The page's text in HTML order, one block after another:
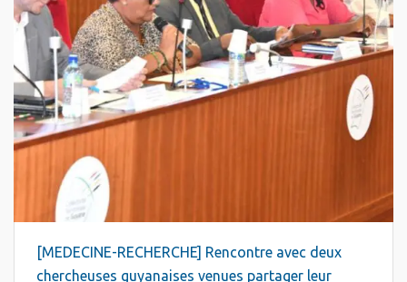
[MEDECINE-RECHERCHE] Rencontre avec deux
chercheuses guyanaises venues partager leur